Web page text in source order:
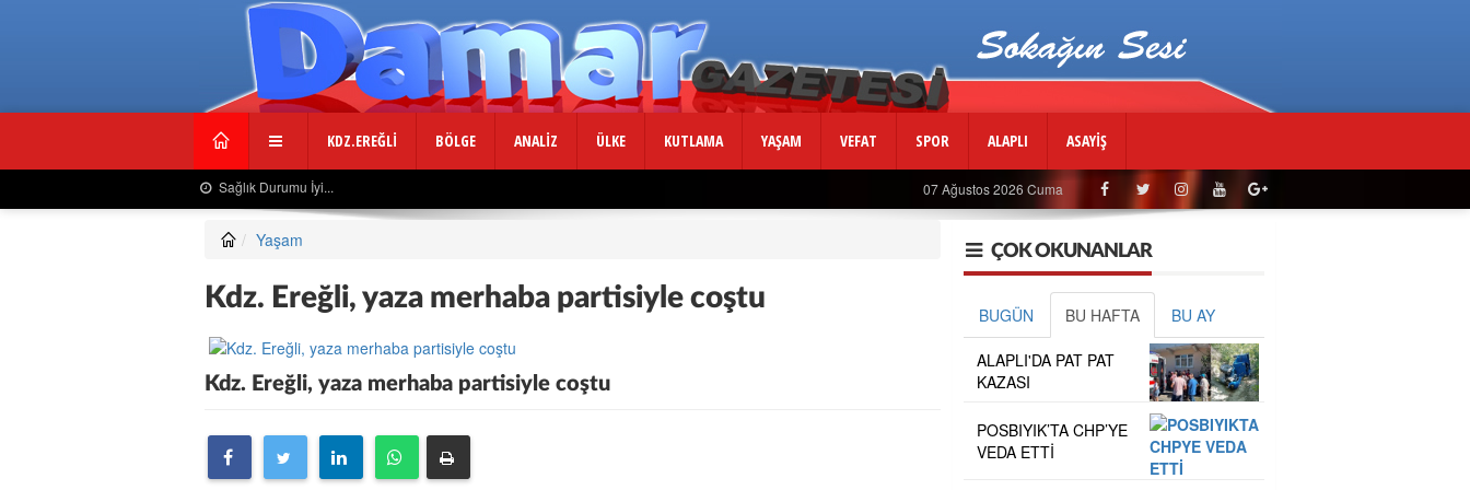
KDZ.EREĞLİ BÖLGE ANALİZ ÜLKE KUTLAMA YAŞAM VEFAT SPOR ALAPLI ASAYİŞ
Sağlık Durumu İyi... Usta Gazeteciden Sevindiren Haber....07 Ağustos 2026 Cuma
Yaşam
Kdz. Ereğli, yaza merhaba partisiyle coştu
Kdz. Ereğli, yaza merhaba partisiyle coştu
ÇOK OKUNANLAR
BUGÜN BU HAFTA BU AY
ALAPLI'DA PAT PAT
KAZASI
POSBIYIK’TA CHP’YE
VEDA ETTİ